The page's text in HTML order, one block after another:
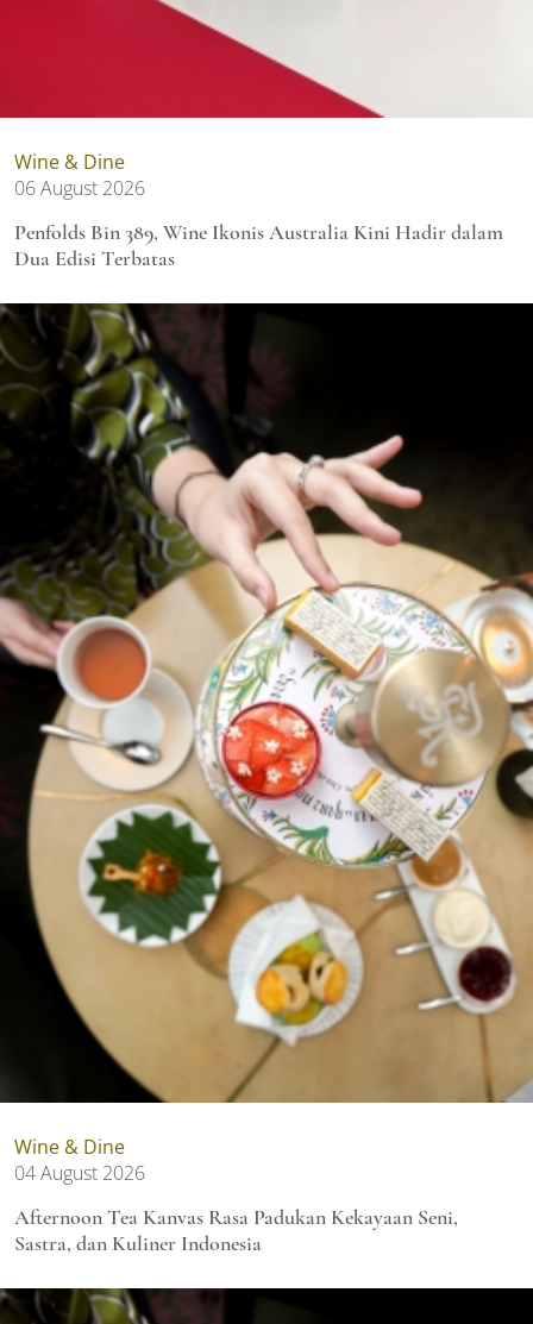
Wine & Dine
06 August 2026
Penfolds Bin 389, Wine Ikonis Australia Kini Hadir dalam
Dua Edisi Terbatas
Wine & Dine
04 August 2026
Afternoon Tea Kanvas Rasa Padukan Kekayaan Seni,
Sastra, dan Kuliner Indonesia